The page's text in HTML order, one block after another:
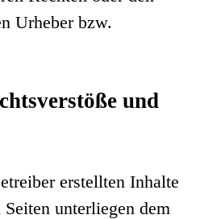
Urheber bzw.
und
erstellten Inhalte
unterliegen dem